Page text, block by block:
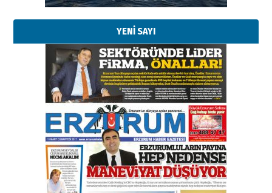
YENİ SAYI
29 Haziran 2026 Pazartesi
Kenan GÜLERCİ
Murat Şahsuvaroğlu ERKON’da
çıtayı yukarı taşırken,
yönetimdekiler aşağı
çekmemeli!
17 Şubat 2026 SalıOrhan BOZKURT
Bir fotoğraf, bir şehir, bir
gazeteci… Dizginler kimin
elinde?
31 Mart 2026 Salı
A. Berhan Yılmaz
BİR BÖLÜM DEĞİL, BİR ÖMÜR
SEÇİYORSUNUZ… “NEDEN
ATATÜRK ÜNİVERSİTESİ?”